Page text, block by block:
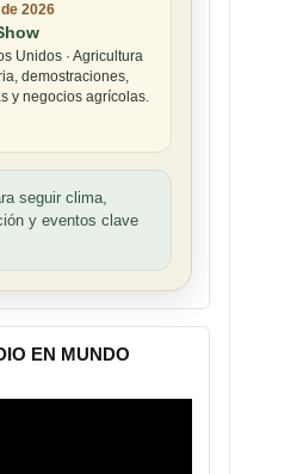
2026
Unidos · Agricultura
demostraciones,
y negocios agrícolas.
seguir clima,
y eventos clave
EN MUNDO